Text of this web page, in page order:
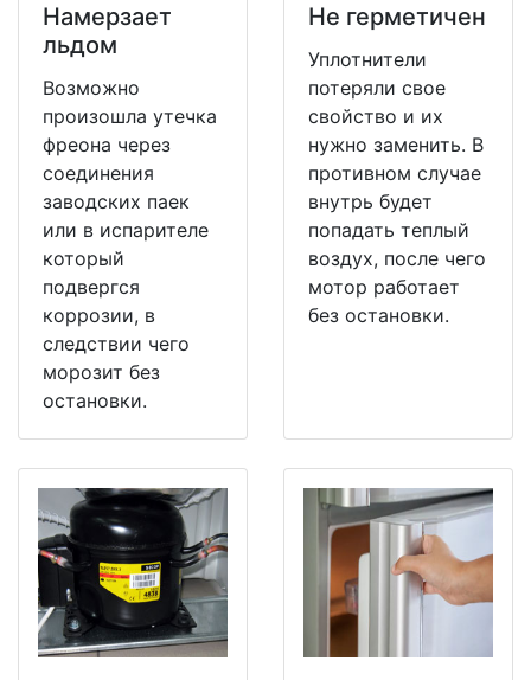
Намерзает
льдом
Возможно
произошла утечка
фреона через
соединения
заводских паек
или в испарителе
который
подвергся
коррозии, в
следствии чего
морозит без
остановки.
Не герметичен
Уплотнители
потеряли свое
свойство и их
нужно заменить. В
противном случае
внутрь будет
попадать теплый
воздух, после чего
мотор работает
без остановки.